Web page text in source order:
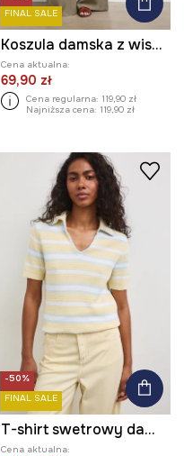
FINAL SALE
Koszula damska z wiskozą
Cena aktualna:
69,90 zł
Cena regularna: 119,90 zł
Najniższa cena: 119,90 zł
-50%
FINAL SALE
T-shirt swetrowy damski bawełniany
Cena aktualna: